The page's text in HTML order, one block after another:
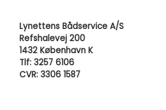
Lynettens Bådservice A/S
Refshalevej 200
1432 København K
Tlf: 3257 6106
CVR: 3306 1587